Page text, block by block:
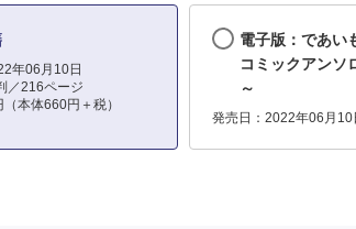
年06月10日
／216ページ
本体660円＋税）
電子版：であ
コミックアンソ
～
発売日：2022年06月10